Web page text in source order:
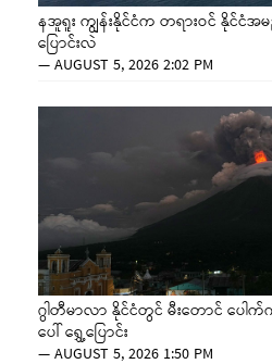
နအူရူး ကျွန်းနိုင်ငံက တရားဝင် နိုင်ငံ
ပြောင်းလဲ
—AUGUST 5, 2026 2:02 PM
ဂွါတီမာလာ နိုင်ငံတွင် မီးတောင် ပေါက်
ပေါ် ရွှေ့ပြောင်း
—AUGUST 5, 2026 1:50 PM